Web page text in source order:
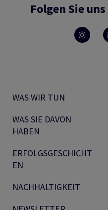
Folgen Sie
WAS WIR TUN
WAS SIE DAVON
HABEN
ERFOLGSGESCHICHT
EN
NACHHALTIGKEIT